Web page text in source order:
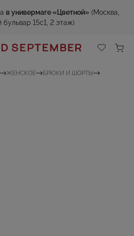
в универмаге «Цветной» (Москва,
бульвар 15с1, 2 этаж)
ЖЕНСКОЕ
БРЮКИ И ШОРТЫ